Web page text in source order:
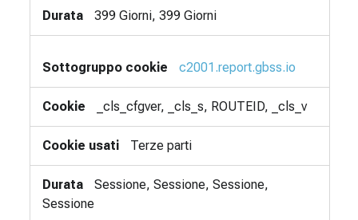
399 Giorni, 399 Giorni
c2001.report.gbss.io
_cls_cfgver, _cls_s, ROUTEID, _cls_v
Terze parti
Sessione, Sessione, Sessione,
Sessione